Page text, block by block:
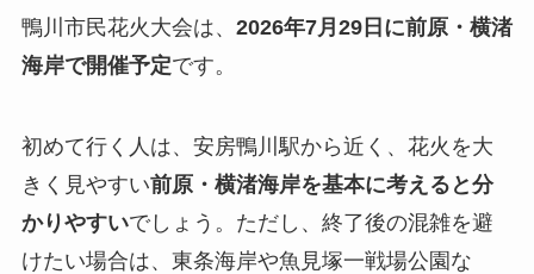
鴨川市民花火大会は、 2026年7月29日に前原・横渚
海岸で開催予定です。
初めて行く人は、安房鴨川駅から近く、花火を大
きく見やすい前原・横渚海岸を基本に考えると分
かりやすいでしょう。ただし、終了後の混雑を避
けたい場合は、東条海岸や魚見塚一戦場公園な